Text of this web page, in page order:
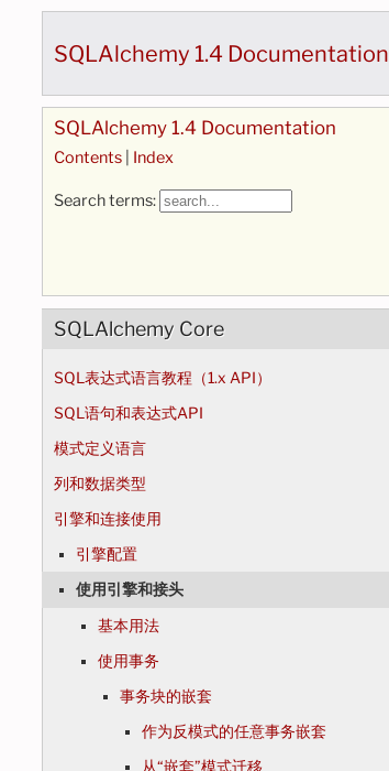
SQLAlchemy 1.4 Documentation
SQLAlchemy 1.4 Documentation
Contents Index
Search terms:
SQLAlchemy Core
SQL表达式语言教程（1.x API）
SQL语句和表达式API
模式定义语言
列和数据类型
引擎和连接使用
引擎配置
使用引擎和接头
基本用法
使用事务
事务块的嵌套
作为反模式的任意事务嵌套
从“嵌套”模式迁移